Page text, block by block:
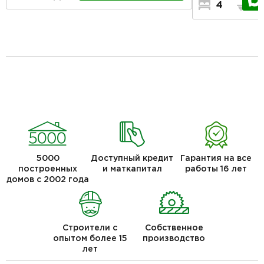
4 3
5000
построенных
домов с 2002 года
Доступный кредит
и маткапитал
Гарантия на все
работы 16 лет
Строители с
опытом более 15
лет
Собственное
производство